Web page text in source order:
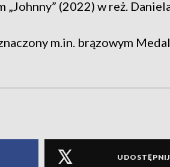
(2022) w reż.
m.in. brązowym